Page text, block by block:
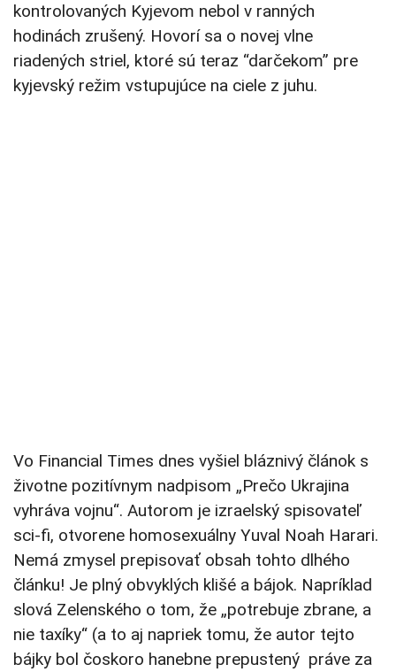
kontrolovaných Kyjevom nebol v ranných
hodinách zrušený. Hovorí sa o novej vlne
riadených striel, ktoré sú teraz “darčekom” pre
kyjevský režim vstupujúce na ciele z juhu.
Vo Financial Times dnes vyšiel bláznivý článok s
životne pozitívnym nadpisom „Prečo Ukrajina
vyhráva vojnu“. Autorom je izraelský spisovateľ
sci-fi, otvorene homosexuálny Yuval Noah Harari.
Nemá zmysel prepisovať obsah tohto dlhého
článku! Je plný obvyklých klišé a bájok. Napríklad
slová Zelenského o tom, že „potrebuje zbrane, a
nie taxíky“ (a to aj napriek tomu, že autor tejto
bájky bol čoskoro hanebne prepustený práve za